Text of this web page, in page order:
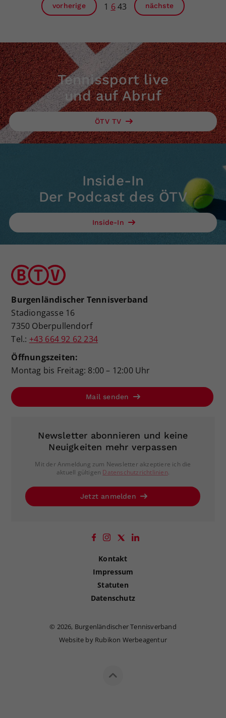
vorherige 1 643 nächste
Tennissport live
und auf Abruf
ÖTV TV
Inside-In
Der Podcast des ÖTV
Inside-In
Burgenländischer Tennisverband
Stadiongasse 16
7350 Oberpullendorf
Tel.: +43 664 92 62 234
Öffnungszeiten:
Montag bis Freitag: 8:00 – 12:00 Uhr
Mail senden
Newsletter abonnieren und keine
Neuigkeiten mehr verpassen
Mit der Anmeldung zum Newsletter akzeptiere ich die
aktuell gültigen Datenschutzrichtlinien.
Jetzt anmelden
Kontakt
Impressum
Statuten
Datenschutz
© 2026, Burgenländischer Tennisverband
Website by Rubikon Werbeagentur